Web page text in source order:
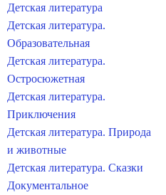
Детская литература
Детская литература.
Образовательная
Детская литература.
Остросюжетная
Детская литература.
Приключения
Детская литература. Природа
и животные
Детская литература. Сказки
Документальное